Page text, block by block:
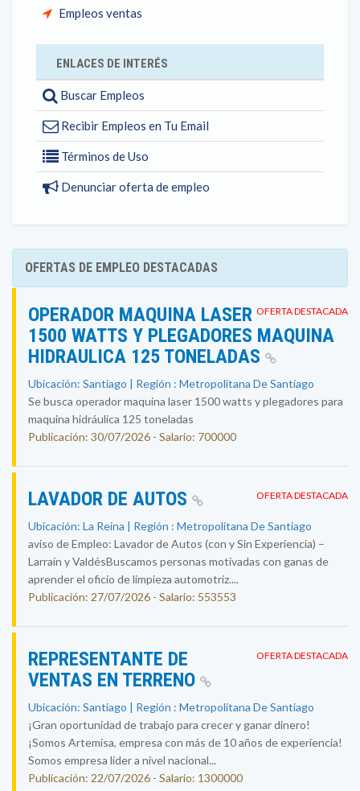
Empleos ventas
ENLACES DE INTERÉS
Buscar Empleos
Recibir Empleos en Tu Email
Términos de Uso
Denunciar oferta de empleo
OFERTAS DE EMPLEO DESTACADAS
OFERTA DESTACADA
OPERADOR MAQUINA LASER
1500 WATTS Y PLEGADORES MAQUINA
HIDRAULICA 125 TONELADAS
Ubicación: Santiago | Región : Metropolitana De Santiago
Se busca operador maquina laser 1500 watts y plegadores para
maquina hidráulica 125 toneladas
Publicación: 30/07/2026 - Salario: 700000
OFERTA DESTACADA
LAVADOR DE AUTOS
Ubicación: La Reina | Región : Metropolitana De Santiago
aviso de Empleo: Lavador de Autos (con y Sin Experiencia) –
Larraín y ValdésBuscamos personas motivadas con ganas de
aprender el oficio de limpieza automotriz....
Publicación: 27/07/2026 - Salario: 553553
OFERTA DESTACADA
REPRESENTANTE DE
VENTAS EN TERRENO
Ubicación: Santiago | Región : Metropolitana De Santiago
¡Gran oportunidad de trabajo para crecer y ganar dinero!
¡Somos Artemisa, empresa con más de 10 años de experiencia!
Somos empresa líder a nivel nacional...
Publicación: 22/07/2026 - Salario: 1300000